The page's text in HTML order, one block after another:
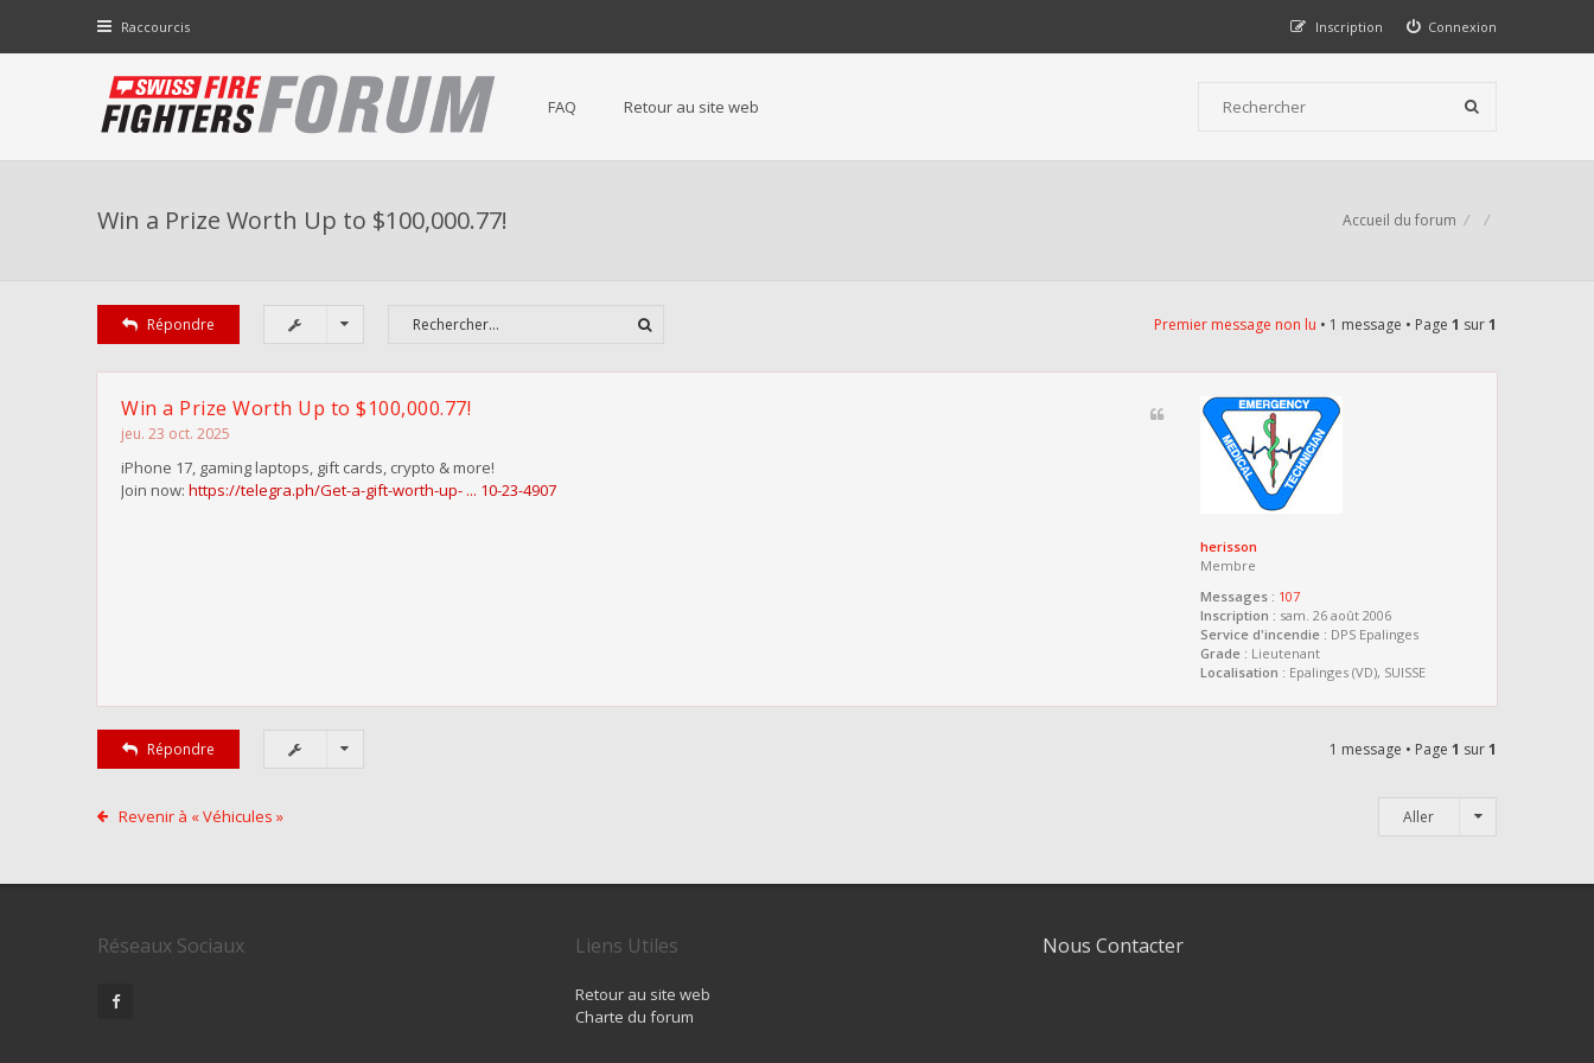
Raccourcis Connexion
Inscription
FAQ Retour au site web
Win a Prize Worth Up to $100,000.77! Accueil du forum
Répondre Premier message non lu • 1 message • Page 1 sur1
herisson
Membre
Messages : 107
Inscription : sam. 26 août 2006
Service d'incendie : DPS Epalinges
Grade : Lieutenant
Localisation : Epalinges (VD), SUISSE
Win a Prize Worth Up to $100,000.77!
jeu. 23 oct. 2025
iPhone 17, gaming laptops, gift cards, crypto & more!
Join now: https://telegra.ph/Get-a-gift-worth-up- ... 10-23-4907
Répondre 1 message • Page 1 sur1
Revenir à « Véhicules » Aller
Réseaux Sociaux Liens Utiles
Retour au site web
Charte du forum
Nous Contacter